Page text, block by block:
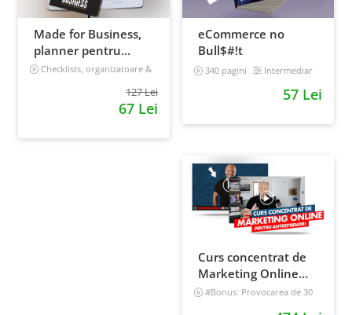
Made for Business,
planner pentru
afaceri & viata,
Checklists, organizatoare &
127 Lei
67 Lei
eCommerce no
Bull$#!t
340 pagini Intermediar
57 Lei
Curs concentrat de
Marketing Online
pentru antreprenori
#Bonus: Provocarea de 30